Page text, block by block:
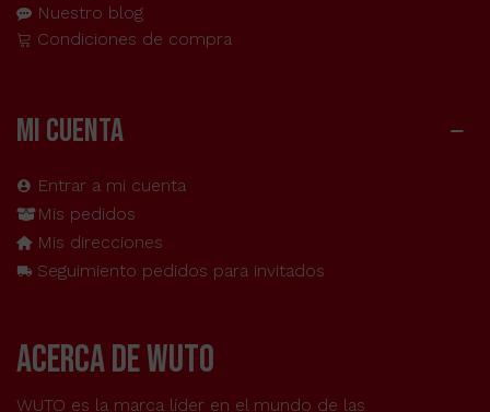
Nuestro blog
Condiciones de compra
MI CUENTA
Entrar a mi cuenta
Mis pedidos
Mis direcciones
Seguimiento pedidos para invitados
acerca de wuto
WUTO es la marca líder en el mundo de las